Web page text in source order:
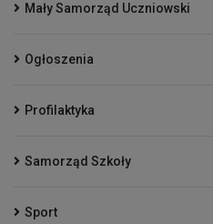
Mały Samorząd Uczniowski
Ogłoszenia
Profilaktyka
Samorząd Szkoły
Sport